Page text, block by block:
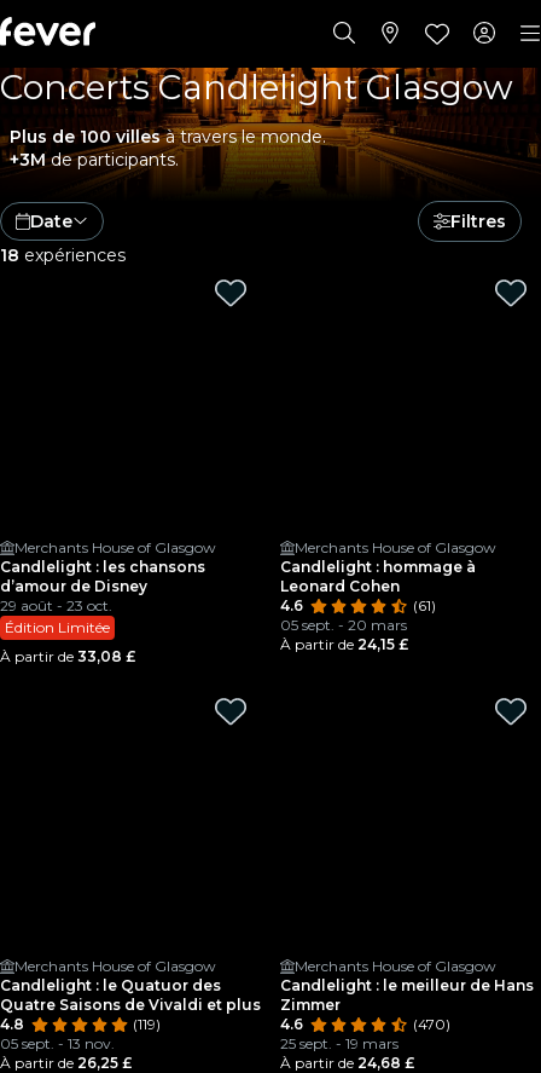
Concerts Candlelight Glasgow
Plus de 100 villesà travers le monde.
+3Mde participants.
Date
Filtres
18 expériences
Merchants House of Glasgow
Candlelight : les chansons
d’amour de Disney
29 août - 23 oct.
Édition Limitée
À partir de 33,08 £
Merchants House of Glasgow
Candlelight : hommage à
Leonard Cohen
4.6
(61)
05 sept. - 20 mars
À partir de 24,15 £
Merchants House of Glasgow
Candlelight : le Quatuor des
Quatre Saisons de Vivaldi et plus
4.8
(119)
05 sept. - 13 nov.
À partir de 26,25 £
Merchants House of Glasgow
Candlelight : le meilleur de Hans
Zimmer
4.6
(470)
25 sept. - 19 mars
À partir de 24,68 £